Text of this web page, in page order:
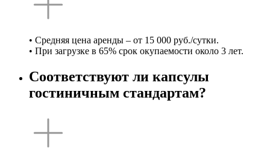
• Средняя цена аренды – от 15 000 руб./сутки.
• При загрузке в 65% срок окупаемости около 3 лет.
Соответствуют ли капсулы
гостиничным стандартам?